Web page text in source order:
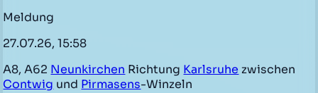
Meldung
27.07.26, 15:58
A8, A62 Neunkirchen Richtung Karlsruhe zwischen
Contwig und Pirmasens-Winzeln